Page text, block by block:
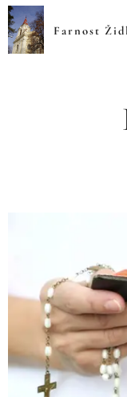
Farnost